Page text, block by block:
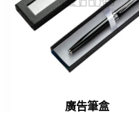
廣告筆盒